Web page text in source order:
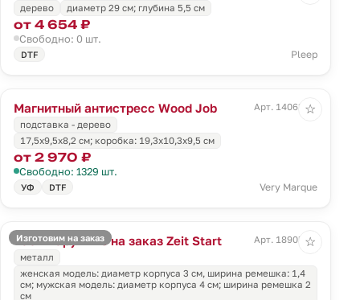
дерево
диаметр 29 см; глубина 5,5 см
от 4 654 ₽
Свободно: 0 шт.
DTF Pleep
Магнитный антистресс Wood Job
Арт. 14063.00
подставка - дерево
17,5х9,5х8,2 см; коробка: 19,3х10,3х9,5 см
от 2 970 ₽
Свободно: 1329 шт.
УФ DTF Very Marque
☆
Изготовим на заказ
Часы наручные на заказ Zeit Start
Арт. 18905.01
металл
женская модель: диаметр корпуса 3 см, ширина ремешка: 1,4
см; мужская модель: диаметр корпуса 4 см; ширина ремешка 2
см
☆